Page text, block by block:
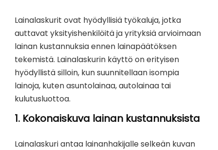
Lainalaskurit ovat hyödyllisiä työkaluja, jotka
auttavat yksityishenkilöitä ja yrityksiä arvioimaan
lainan kustannuksia ennen lainapäätöksen
tekemistä. Lainalaskurin käyttö on erityisen
hyödyllistä silloin, kun suunnitellaan isompia
lainoja, kuten asuntolainaa, autolainaa tai
kulutusluottoa.
1. Kokonaiskuva lainan kustannuksista
Lainalaskuri antaa lainanhakijalle selkeän kuvan